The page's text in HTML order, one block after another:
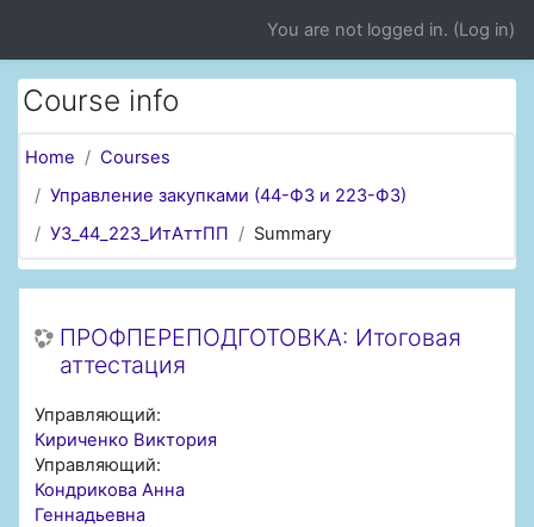
You are not logged in. (Log in)
Course info
Home
Courses
Управление закупками (44-ФЗ и 223-ФЗ)
УЗ_44_223_ИтАттПП
Summary
ПРОФПЕРЕПОДГОТОВКА: Итоговая
аттестация
Управляющий:
Кириченко Виктория
Управляющий:
Кондрикова Анна
Геннадьевна